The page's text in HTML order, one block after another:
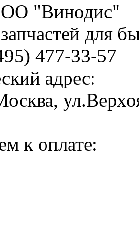
"Винодис"
для
477-33-57
адрес:
к оплате: